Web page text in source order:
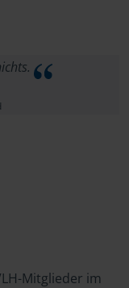
Mitglieder im